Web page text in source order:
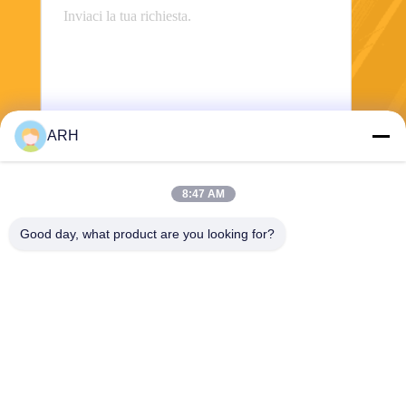
ARH
8:47 AM
Good day, what product are you looking for?